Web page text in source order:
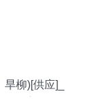
柳)[供应]_